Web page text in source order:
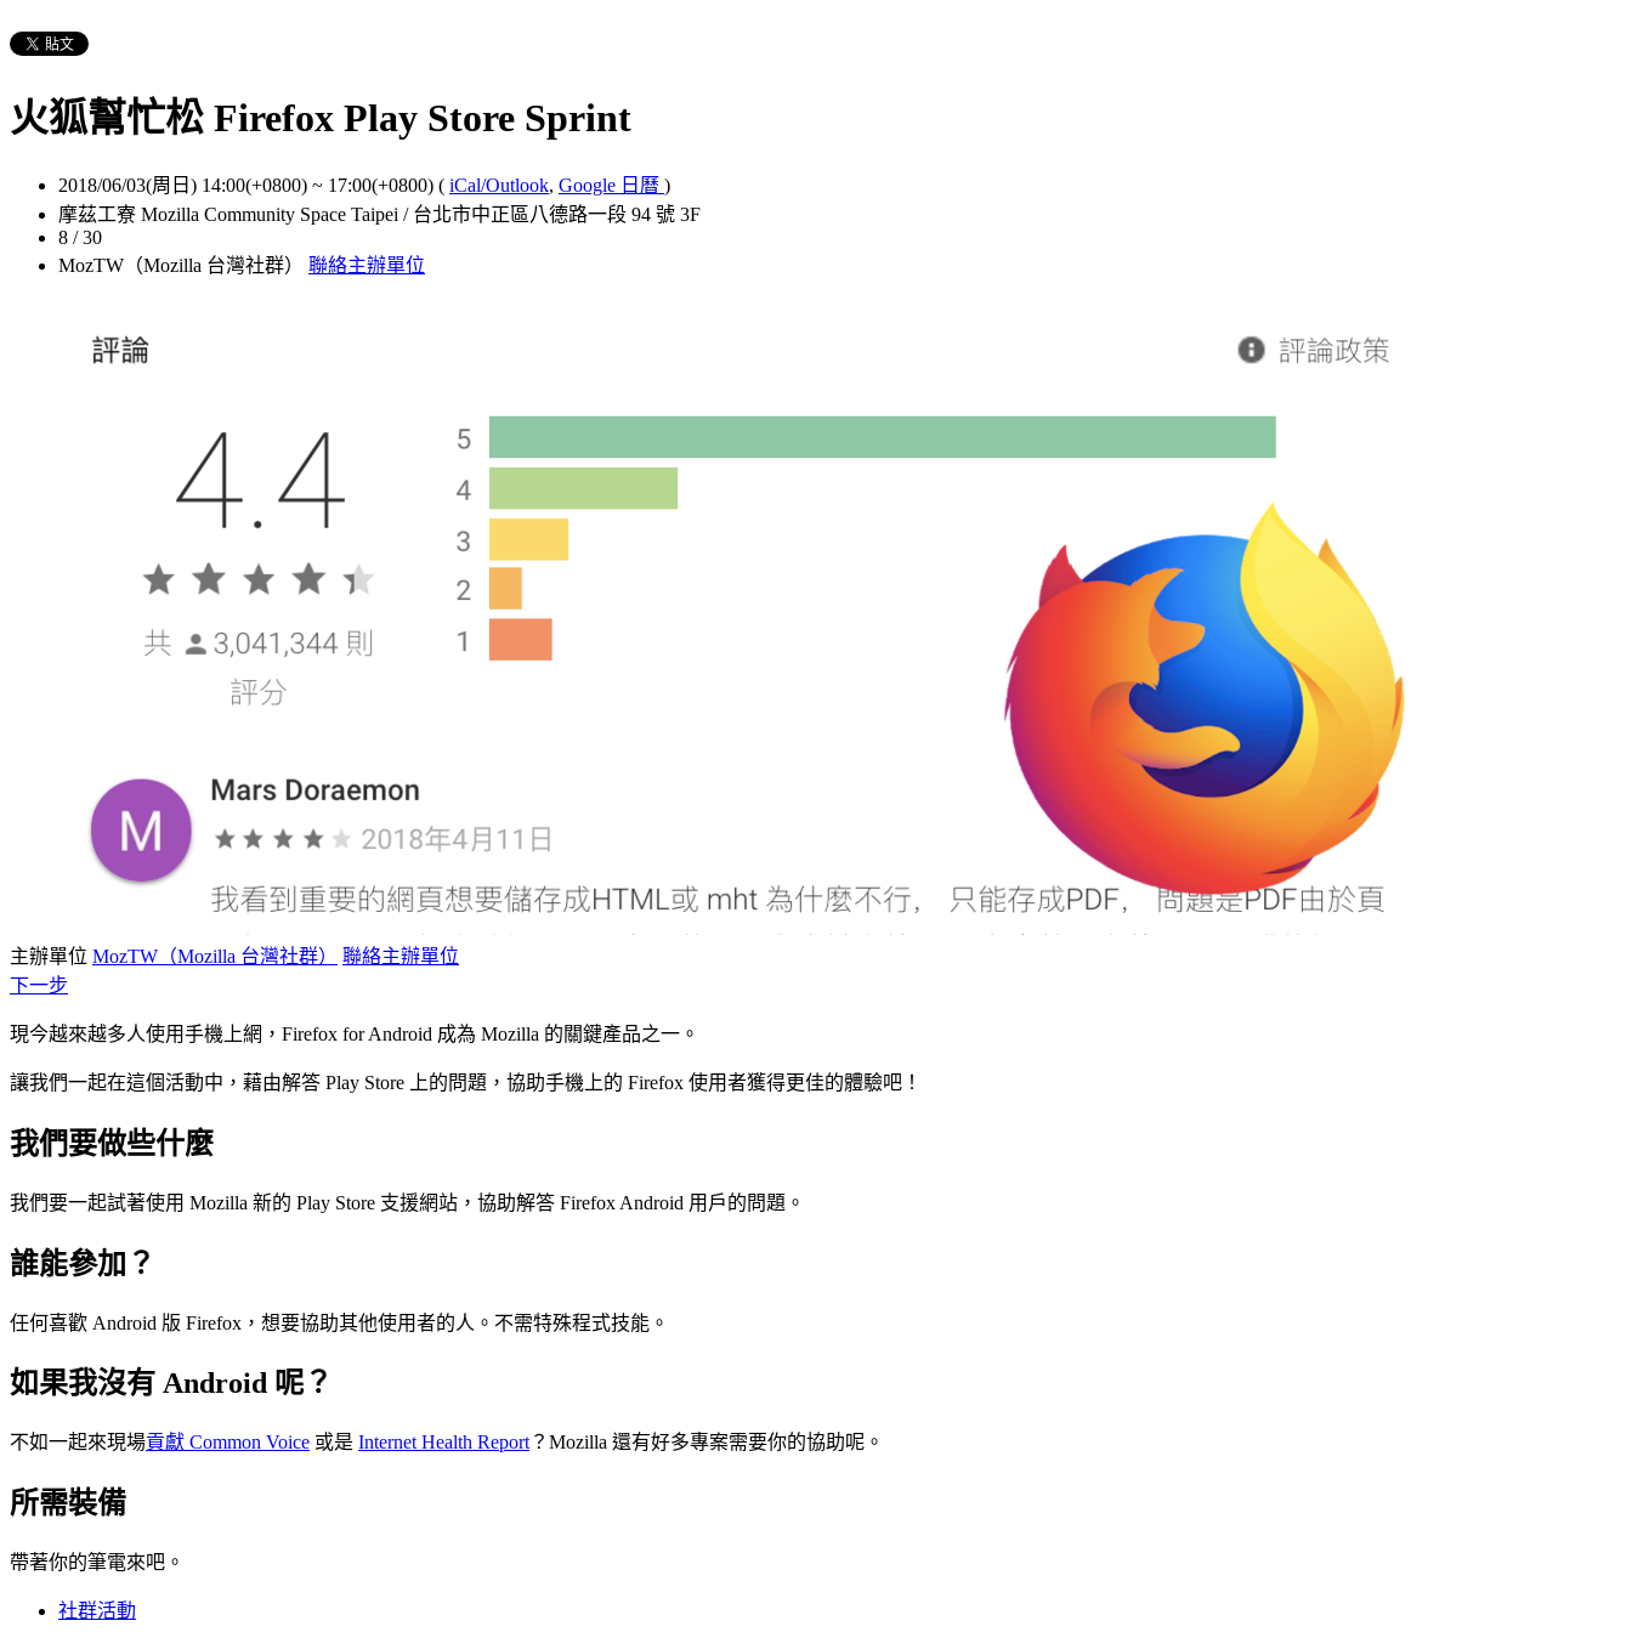
火狐幫忙松 Firefox Play Store Sprint
2018/06/03(周日) 14:00(+0800) ~ 17:00(+0800) ( iCal/Outlook, Google 日曆 )
摩茲工寮 Mozilla Community Space Taipei / 台北市中正區八德路一段 94 號 3F
8 / 30
MozTW（Mozilla 台灣社群） 聯絡主辦單位
主辦單位 MozTW（Mozilla 台灣社群）
聯絡主辦單位
下一步
現今越來越多人使用手機上網，Firefox for Android 成為 Mozilla 的關鍵產品之一。
讓我們一起在這個活動中，藉由解答 Play Store 上的問題，協助手機上的 Firefox 使用者獲得更佳的體驗吧！
我們要做些什麼
我們要一起試著使用 Mozilla 新的 Play Store 支援網站，協助解答 Firefox Android 用戶的問題。
誰能參加？
任何喜歡 Android 版 Firefox，想要協助其他使用者的人。不需特殊程式技能。
如果我沒有 Android 呢？
不如一起來現場貢獻 Common Voice 或是 Internet Health Report ？Mozilla 還有好多專案需要你的協助呢。
所需裝備
帶著你的筆電來吧。
社群活動